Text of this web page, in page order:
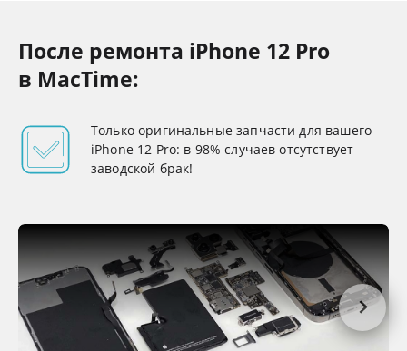
После ремонта iPhone 12 Pro
в MacTime:
Только оригинальные запчасти для вашего
iPhone 12 Pro: в 98% случаев отсутствует
заводской брак!